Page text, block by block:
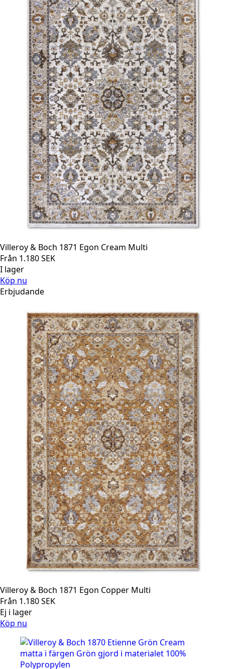
Villeroy & Boch 1871 Egon Cream Multi
Från 1.180SEK
I lager
Köp nu
Erbjudande
Villeroy & Boch 1871 Egon Copper Multi
Från 1.180SEK
Ej i lager
Köp nu